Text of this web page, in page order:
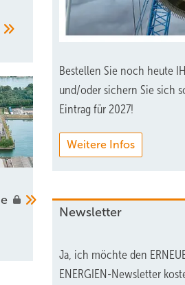
Bestellen Sie noch heute
und/oder sichern Sie sich
Eintrag für 2027!
Weitere Infos
Newsletter
Ja, ich möchte den
ENERGIEN-Newsletter